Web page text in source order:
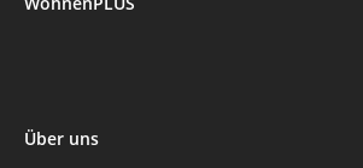
Über uns